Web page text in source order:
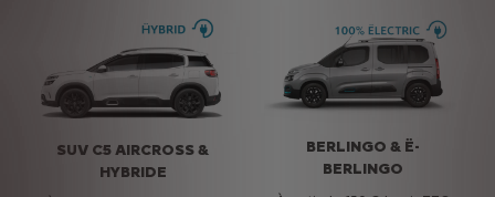
SUV C5 AIRCROSS &
HYBRIDE
SUV C5 AIRCROSS &
HYBRIDE
BERLINGO & Ë-
BERLINGO